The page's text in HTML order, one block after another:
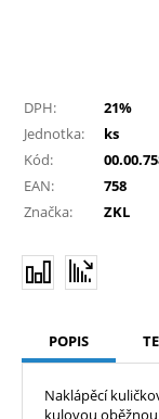
DPH:
21%
Jednotka:
ks
Kód:
EAN:
758
Značka:
ZKL
POPIS
Naklápěcí
kulovou